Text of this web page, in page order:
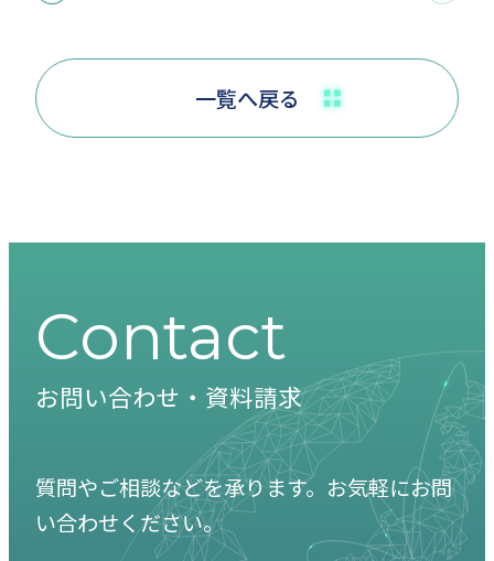
一覧へ戻る
Contact
お問い合わせ・資料請求
質問やご相談などを承ります。お気軽にお問
い合わせください。